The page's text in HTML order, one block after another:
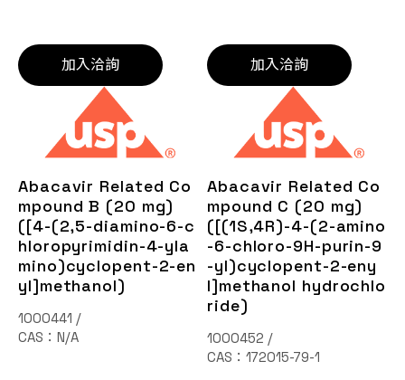
加入洽詢 加入洽詢
Abacavir Related Co
mpound B (20 mg)
([4-(2,5-diamino-6-c
hloropyrimidin-4-yla
mino)cyclopent-2-en
yl]methanol)
1000441 /
CAS：N/A
Abacavir Related Co
mpound C (20 mg)
([(1S,4R)-4-(2-amino
-6-chloro-9H-purin-9
-yl)cyclopent-2-eny
l]methanol hydrochlo
ride)
1000452 /
CAS：172015-79-1